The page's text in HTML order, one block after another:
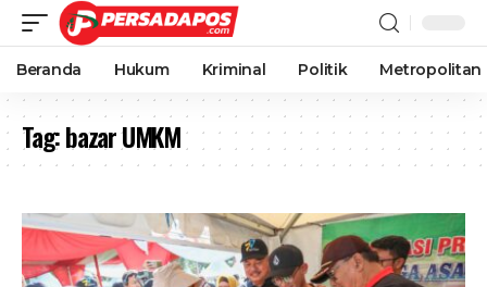
Beranda Hukum Kriminal Politik Metropolitan
Tag:bazar UMKM